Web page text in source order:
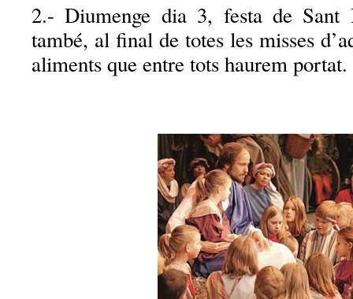
2.- Diumenge dia 3, festa de Sant
també, al final de totes les misses
aliments que entre tots haurem portat.